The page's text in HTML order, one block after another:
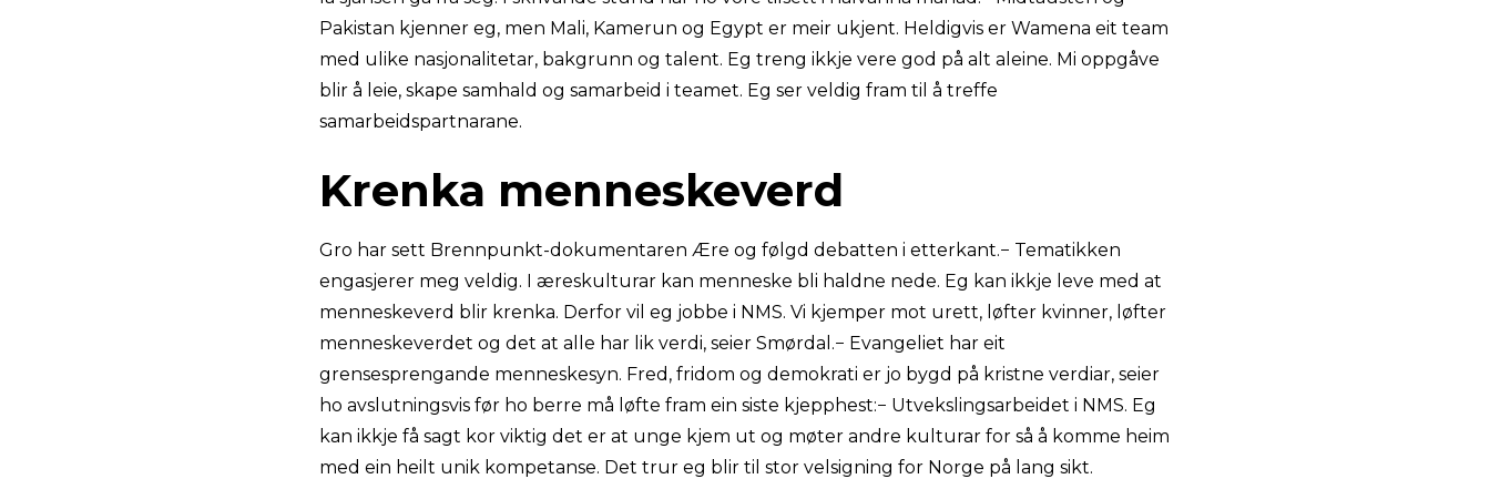
Pakistan kjenner eg, men Mali, Kamerun og Egypt er meir ukjent. Heldigvis er Wamena eit team
med ulike nasjonalitetar, bakgrunn og talent. Eg treng ikkje vere god på alt aleine. Mi oppgåve
blir å leie, skape samhald og samarbeid i teamet. Eg ser veldig fram til å treffe
samarbeidspartnarane.
Krenka menneskeverd
Gro har sett Brennpunkt-dokumentaren Ære og følgd debatten i etterkant.− Tematikken
engasjerer meg veldig. I æreskulturar kan menneske bli haldne nede. Eg kan ikkje leve med at
menneskeverd blir krenka. Derfor vil eg jobbe i NMS. Vi kjemper mot urett, løfter kvinner, løfter
menneskeverdet og det at alle har lik verdi, seier Smørdal.− Evangeliet har eit
grensesprengande menneskesyn. Fred, fridom og demokrati er jo bygd på kristne verdiar, seier
ho avslutningsvis før ho berre må løfte fram ein siste kjepphest:− Utvekslingsarbeidet i NMS. Eg
kan ikkje få sagt kor viktig det er at unge kjem ut og møter andre kulturar for så å komme heim
med ein heilt unik kompetanse. Det trur eg blir til stor velsigning for Norge på lang sikt.